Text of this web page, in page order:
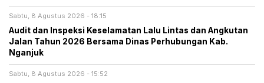
Sabtu, 8 Agustus 2026 - 18:15
Audit dan Inspeksi Keselamatan Lalu Lintas dan Angkutan
Jalan Tahun 2026 Bersama Dinas Perhubungan Kab.
Nganjuk
Sabtu, 8 Agustus 2026 - 15:52